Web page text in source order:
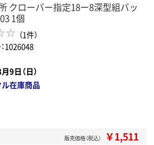
クローバー指定18ー8深型組バッ
1個
（1件）
1026048
9日（日）
在庫商品
販売価格（税込） ￥1,511